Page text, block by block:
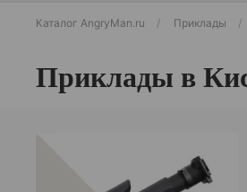
Каталог AngryMan.ru Приклады
Приклады в